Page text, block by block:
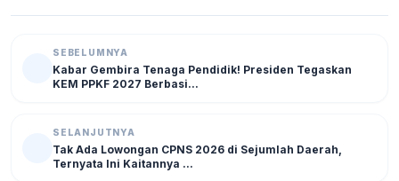
SEBELUMNYA
Kabar Gembira Tenaga Pendidik! Presiden Tegaskan
KEM PPKF 2027 Berbasi...
SELANJUTNYA
Tak Ada Lowongan CPNS 2026 di Sejumlah Daerah,
Ternyata Ini Kaitannya ...